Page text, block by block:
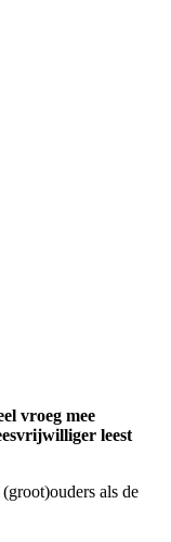
vroeg mee
leest
als de